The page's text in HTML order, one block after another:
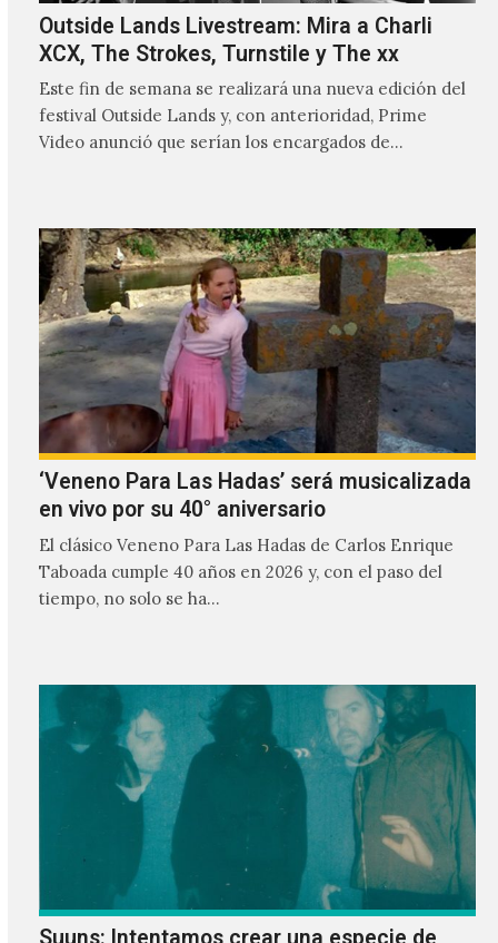
Outside Lands Livestream: Mira a Charli
XCX, The Strokes, Turnstile y The xx
Este fin de semana se realizará una nueva edición del
festival Outside Lands y, con anterioridad, Prime
Video anunció que serían los encargados de
‘Veneno Para Las Hadas’ será musicalizada
en vivo por su 40° aniversario
El clásico Veneno Para Las Hadas de Carlos Enrique
Taboada cumple 40 años en 2026 y, con el paso del
tiempo, no solo se ha…